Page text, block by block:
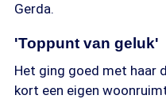
Gerda.
'Toppunt van geluk'
Het ging goed met haar
kort een eigen